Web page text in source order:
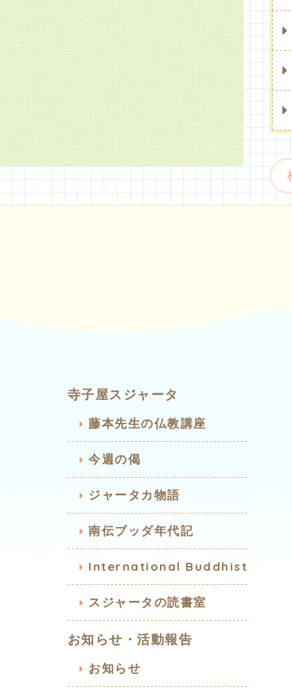
寺子屋スジャータ
藤本先生の仏教講座
今週の偈
ジャータカ物語
南伝ブッダ年代記
International Buddhist
スジャータの読書室
お知らせ・活動報告
お知らせ